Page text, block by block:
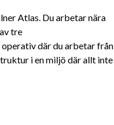
Atlas. Du arbetar nära
tre
där du arbetar från
i en miljö där allt inte